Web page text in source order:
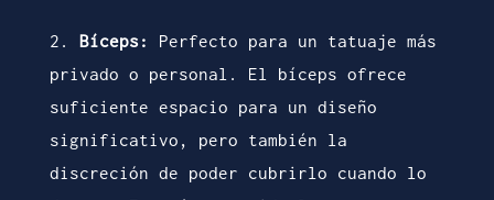
2. Bíceps:
Perfecto para un tatuaje más
privado o personal. El bíceps ofrece
suficiente espacio para un diseño
significativo, pero también la
discreción de poder cubrirlo cuando lo